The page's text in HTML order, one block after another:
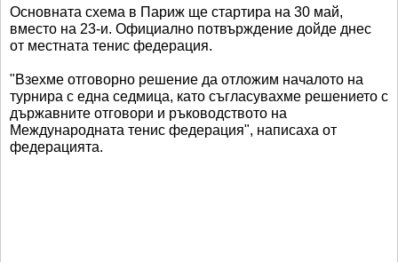
Основната схема в Париж ще стартира на 30 май,
вместо на 23-и. Официално потвърждение дойде днес
от местната тенис федерация.
"Взехме отговорно решение да отложим началото на
турнира с една седмица, като съгласувахме решението с
държавните отговори и ръководството на
Международната тенис федерация", написаха от
федерацията.